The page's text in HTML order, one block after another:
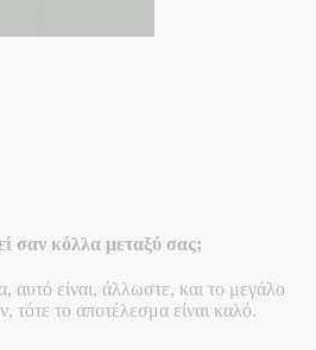
σαν κόλλα μεταξύ σας;
αυτό είναι, άλλωστε, και το μεγάλο
τότε το αποτέλεσμα είναι καλό.